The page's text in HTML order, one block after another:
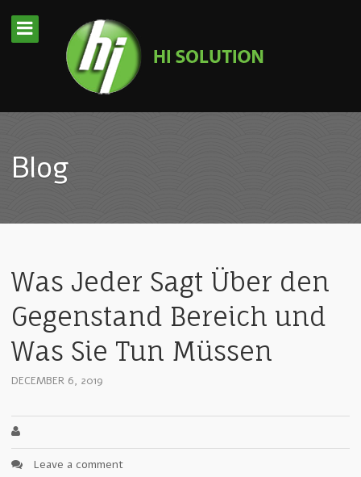
Blog
Was Jeder Sagt Über den
Gegenstand Bereich und
Was Sie Tun Müssen
DECEMBER 6, 2019
Leave a comment